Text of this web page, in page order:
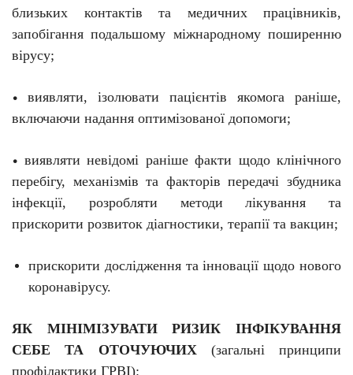
близьких контактів та медичних працівників,
запобігання подальшому міжнародному поширенню
вірусу;
• виявляти, ізолювати пацієнтів якомога раніше,
включаючи надання оптимізованої допомоги;
• виявляти невідомі раніше факти щодо клінічного
перебігу, механізмів та факторів передачі збудника
інфекції, розробляти методи лікування та
прискорити розвиток діагностики, терапії та вакцин;
прискорити дослідження та інновації щодо нового
коронавірусу.
ЯК МІНІМІЗУВАТИ РИЗИК ІНФІКУВАННЯ
СЕБЕ ТА ОТОЧУЮЧИХ (загальні принципи
профілактики ГРВІ):